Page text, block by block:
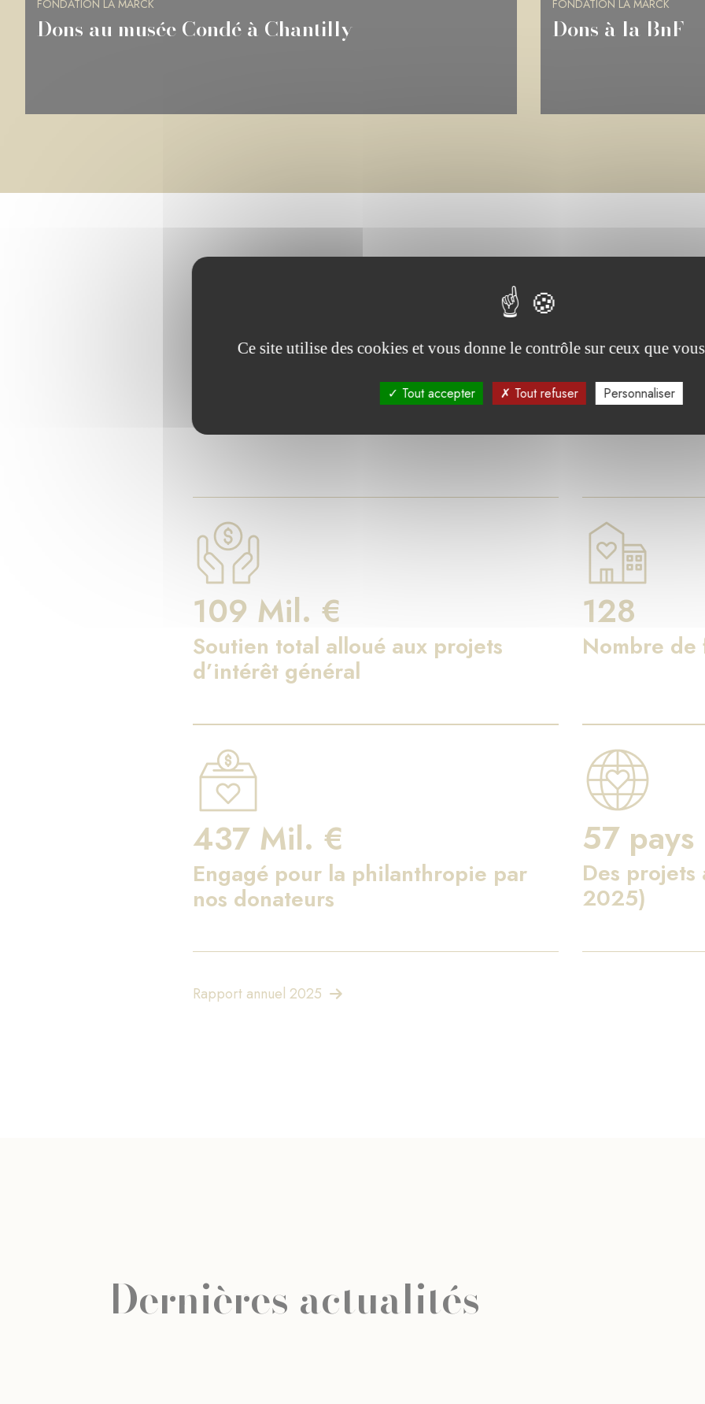
FONDATION LA MARCK
Dons à la BnF
FONDATION LA MARCK
Château de
Les chiffres clés
109 Mil. €
Soutien total alloué aux projets
d’intérêt général
128
Nombre de
437 Mil. €
Engagé pour la philanthropie par
nos donateurs
57 pays
Des
2025)
Rapport annuel 2025
Dernières actualités
Ce site utilise des cookies et vous donne le contrôle sur ceux que
Tout accepter Tout refuser Personnaliser